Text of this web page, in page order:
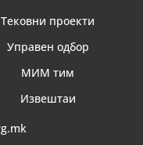
Тековни проекти
Управен одбор
МИМ тим
Извештаи